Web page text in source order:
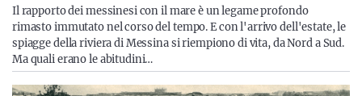
Il rapporto dei messinesi con il mare è un legame profondo
rimasto immutato nel corso del tempo. E con l'arrivo dell'estate, le
spiagge della riviera di Messina si riempiono di vita, da Nord a Sud.
Ma quali erano le abitudini…